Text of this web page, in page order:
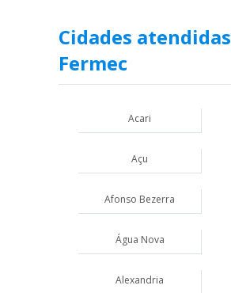
Cidades
Fermec
Acari
Açu
Afonso Bezerra
Água Nova
Alexandria